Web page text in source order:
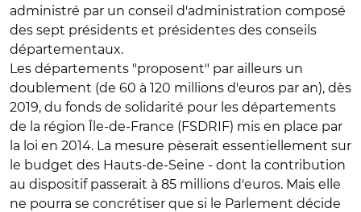
administré par un conseil d'administration composé
des sept présidents et présidentes des conseils
départementaux.
Les départements "proposent" par ailleurs un
doublement (de 60 à 120 millions d'euros par an), dès
2019, du fonds de solidarité pour les départements
de la région Île-de-France (FSDRIF) mis en place par
la loi en 2014. La mesure pèserait essentiellement sur
le budget des Hauts-de-Seine - dont la contribution
au dispositif passerait à 85 millions d'euros. Mais elle
ne pourra se concrétiser que si le Parlement décide